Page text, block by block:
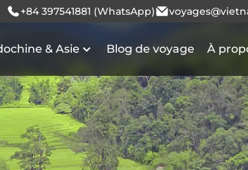
+84 397541881 (WhatsApp)
& Asie Blog de voyage À